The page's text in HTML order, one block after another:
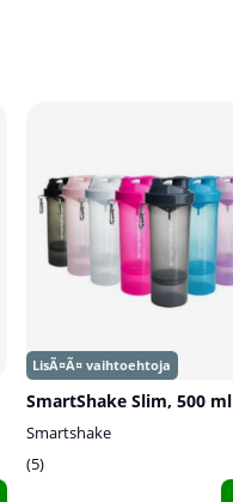
SmartShake Slim, 500 ml
Smartshake
5